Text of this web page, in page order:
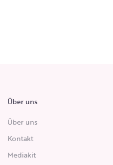
Über uns
Über uns
Kontakt
Mediakit